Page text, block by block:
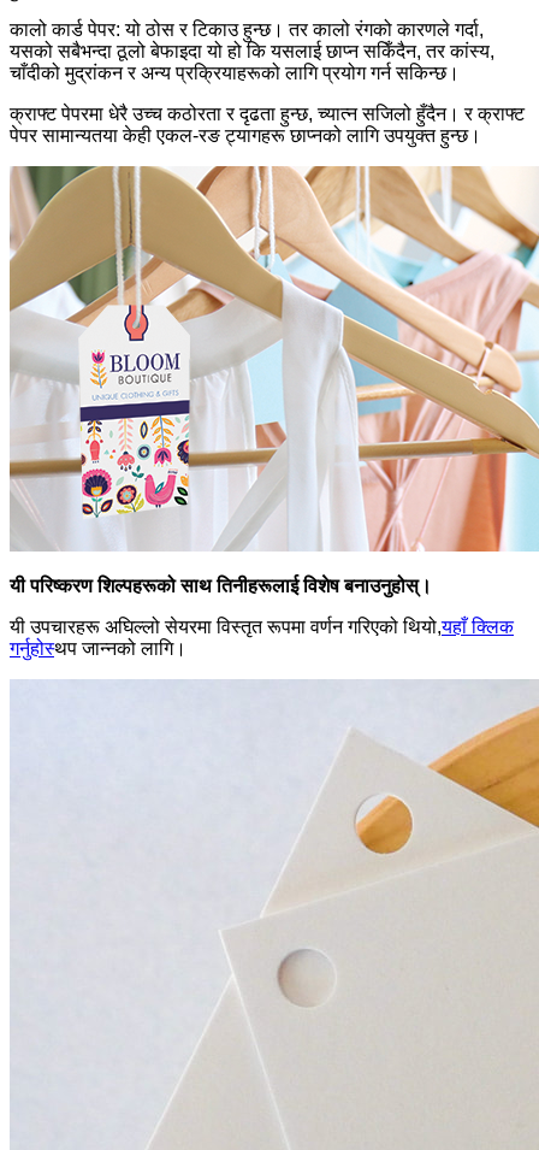
कालो कार्ड पेपर: यो ठोस र टिकाउ हुन्छ। तर कालो रंगको कारणले गर्दा,
यसको सबैभन्दा ठूलो बेफाइदा यो हो कि यसलाई छाप्न सकिँदैन, तर कांस्य,
चाँदीको मुद्रांकन र अन्य प्रक्रियाहरूको लागि प्रयोग गर्न सकिन्छ।
क्राफ्ट पेपरमा धेरै उच्च कठोरता र दृढता हुन्छ, च्यात्न सजिलो हुँदैन। र क्राफ्ट
पेपर सामान्यतया केही एकल-रङ ट्यागहरू छाप्नको लागि उपयुक्त हुन्छ।
यी परिष्करण शिल्पहरूको साथ तिनीहरूलाई विशेष बनाउनुहोस्।
यी उपचारहरू अघिल्लो सेयरमा विस्तृत रूपमा वर्णन गरिएको थियो,यहाँ क्लिक
गर्नुहोस्थप जान्नको लागि।